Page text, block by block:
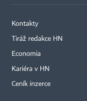
Kontakty
Tiráž redakce HN
Economia
Kariéra v HN
Ceník inzerce